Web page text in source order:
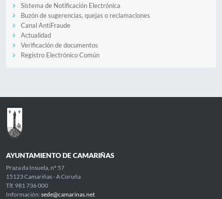
Sistema de Notificación Electrónica
Buzón de sugerencias, quejas o reclamaciones
Canal AntiFraude
Actualidad
Verificación de documentos
Registro Electrónico Común
AYUNTAMIENTO DE CAMARIÑAS
Praza da Insuela, nº 57
15123 Camariñas - A Coruña
Tlf. 981 736 000
Información: sede@camarinas.net